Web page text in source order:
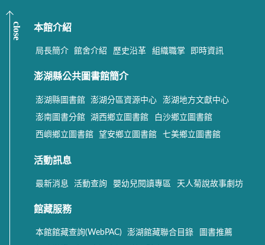
close 本館介紹
局長簡介 館舍介紹 歷史沿革 組織職掌 即時資訊
澎湖縣公共圖書館簡介
澎湖縣圖書館 澎湖分區資源中心 澎湖地方文獻中心
澎南圖書分館 湖西鄉立圖書館 白沙鄉立圖書館
西嶼鄉立圖書館 望安鄉立圖書館 七美鄉立圖書館
活動訊息
最新消息 活動查詢 嬰幼兒閱讀專區 天人菊說故事劇坊
館藏服務
本館館藏查詢(WebPAC) 澎湖館藏聯合目錄 圖書推薦